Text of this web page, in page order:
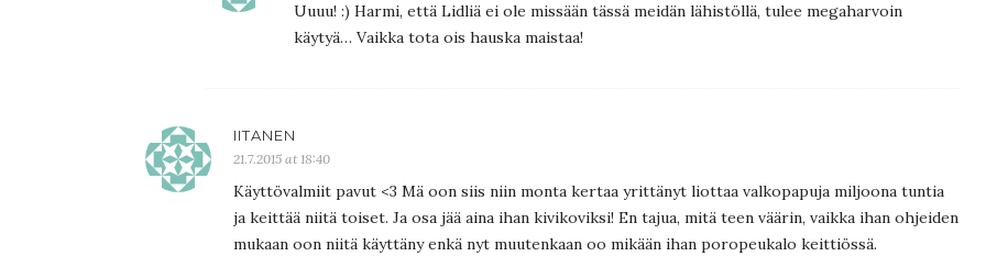
Uuuu! :) Harmi, että Lidliä ei ole missään tässä meidän lähistöllä, tulee megaharvoin
käytyä… Vaikka tota ois hauska maistaa!
IITANEN
21.7.2015 at 18:40
Käyttövalmiit pavut <3 Mä oon siis niin monta kertaa yrittänyt liottaa valkopapuja miljoona tuntia
ja keittää niitä toiset. Ja osa jää aina ihan kivikoviksi! En tajua, mitä teen väärin, vaikka ihan ohjeiden
mukaan oon niitä käyttäny enkä nyt muutenkaan oo mikään ihan poropeukalo keittiössä.